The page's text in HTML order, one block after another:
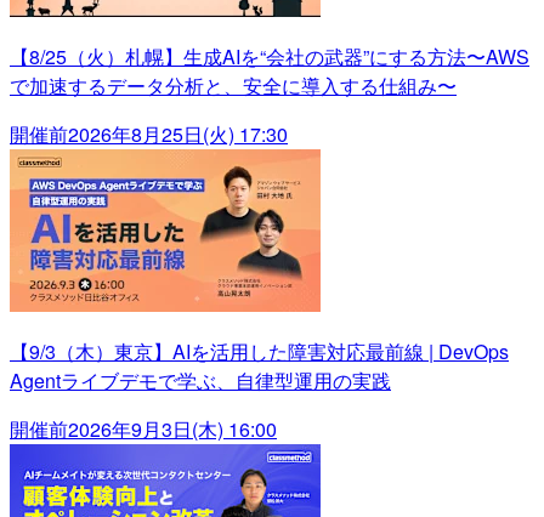
【8/25（火）札幌】生成AIを“会社の武器”にする方法〜AWS
で加速するデータ分析と、安全に導入する仕組み〜
開催前2026年8月25日(火) 17:30
【9/3（木）東京】AIを活用した障害対応最前線 | DevOps
Agentライブデモで学ぶ、自律型運用の実践
開催前2026年9月3日(木) 16:00